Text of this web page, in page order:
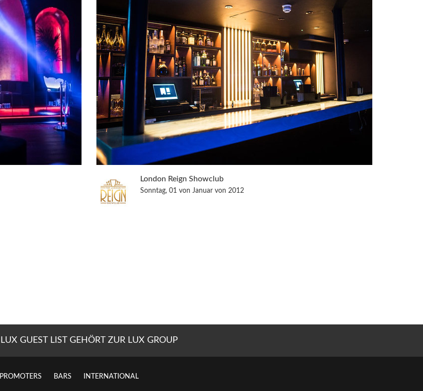
London Reign Showclub
Sonntag, 01 von Januar von 2012
LUX GUEST LIST GEHÖRT ZUR LUX GROUP
PROMOTERS BARS INTERNATIONAL